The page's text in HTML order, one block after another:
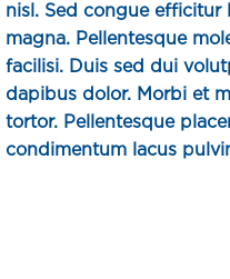
nisl. Sed congue efficitur
magna. Pellentesque
facilisi. Duis sed dui
dapibus dolor. Morbi et
tortor. Pellentesque
condimentum lacus